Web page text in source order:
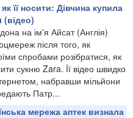
її носити: Дівчина купила
(відео)
на ім'я Айсат (Англія)
після того, як
спробами розібратися, як
сукню Zara. Її відео швидко
набравши мільйони
Патр...
мережа аптек визнала